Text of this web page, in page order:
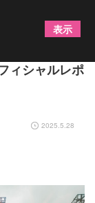
ィシャルレポ
2025.5.28
表示